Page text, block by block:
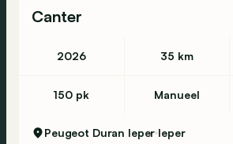
Canter
2026 35 km
150 pk Manueel
Peugeot Duran Ieper Ieper